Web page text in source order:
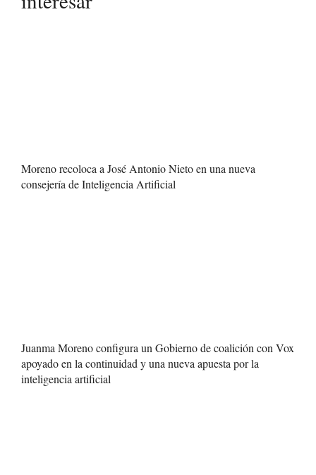
Moreno recoloca a José Antonio Nieto en una nueva
consejería de Inteligencia Artificial
Juanma Moreno configura un Gobierno de coalición con Vox
apoyado en la continuidad y una nueva apuesta por la
inteligencia artificial